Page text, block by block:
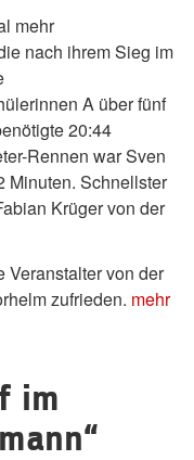
mehr
nach ihrem Sieg im
A über fünf
20:44
Rennen war Sven
Minuten. Schnellster
Krüger von der
Veranstalter von der
zufrieden. mehr
im